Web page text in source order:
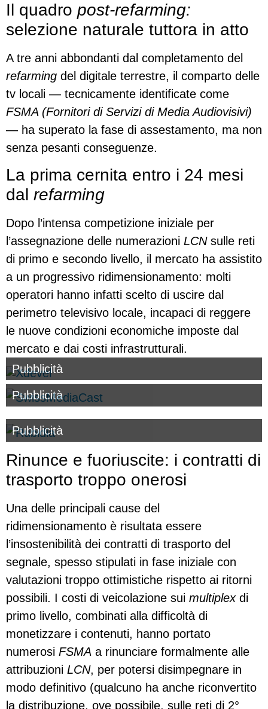
Il quadro post-refarming:
selezione naturale tuttora in atto
A tre anni abbondanti dal completamento del
refarming del digitale terrestre, il comparto delle
tv locali — tecnicamente identificate come
FSMA (Fornitori di Servizi di Media Audiovisivi)
— ha superato la fase di assestamento, ma non
senza pesanti conseguenze.
La prima cernita entro i 24 mesi
dal refarming
Dopo l’intensa competizione iniziale per
l’assegnazione delle numerazioni LCNsulle reti
di primo e secondo livello, il mercato ha assistito
a un progressivo ridimensionamento: molti
operatori hanno infatti scelto di uscire dal
perimetro televisivo locale, incapaci di reggere
le nuove condizioni economiche imposte dal
mercato e dai costi infrastrutturali.
Pubblicità
Pubblicità
Pubblicità
Rinunce e fuoriuscite: i contratti di
trasporto troppo onerosi
Una delle principali cause del
ridimensionamento è risultata essere
l’insostenibilità dei contratti di trasporto del
segnale, spesso stipulati in fase iniziale con
valutazioni troppo ottimistiche rispetto ai ritorni
possibili. I costi di veicolazione sui multiplexdi
primo livello, combinati alla difficoltà di
monetizzare i contenuti, hanno portato
numerosi FSMA a rinunciare formalmente alle
attribuzioni LCN, per potersi disimpegnare in
modo definitivo (qualcuno ha anche riconvertito
la distribuzione, ove possibile, sulle reti di 2°